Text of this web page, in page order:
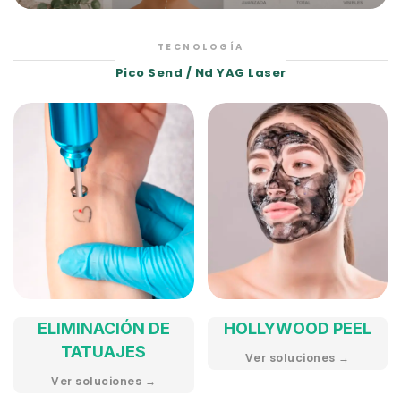
TECNOLOGÍA
Pico Send / Nd YAG Laser
ELIMINACIÓN DE
TATUAJES
Ver soluciones →
HOLLYWOOD PEEL
Ver soluciones →